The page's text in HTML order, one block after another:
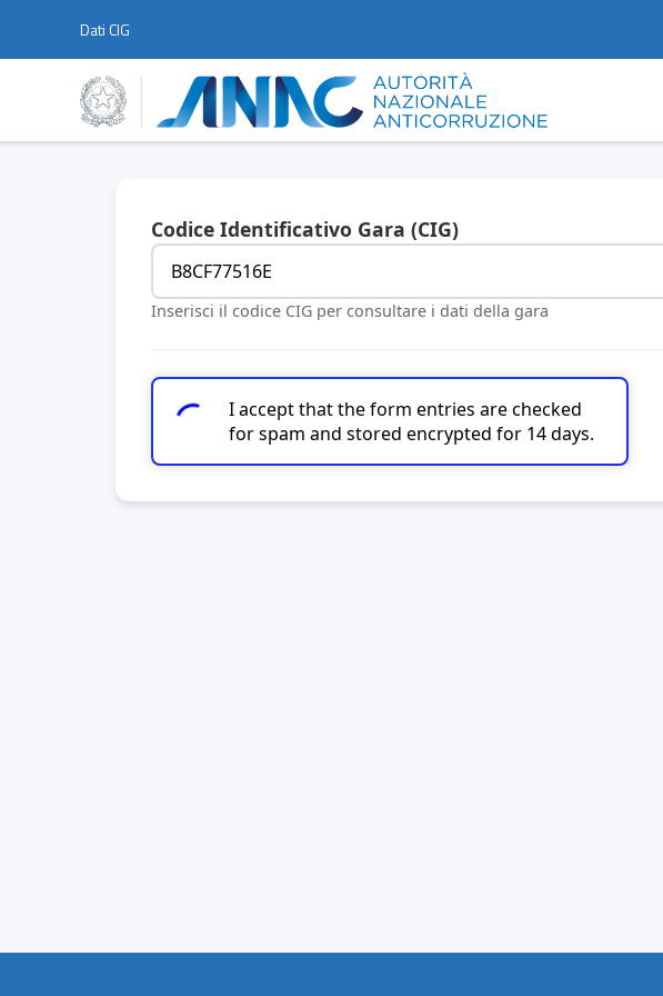
Dati CIG
Codice Identificativo Gara (CIG)
Inserisci il codice CIG per consultare i dati della gara
I accept that the form entries are checked
for spam and stored encrypted for 14 days.